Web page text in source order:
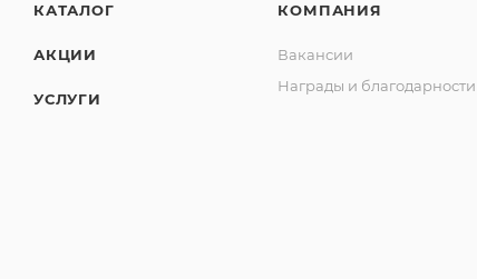
КАТАЛОГ
АКЦИИ
УСЛУГИ
КОМПАНИЯ
Вакансии
Награды и благодарности